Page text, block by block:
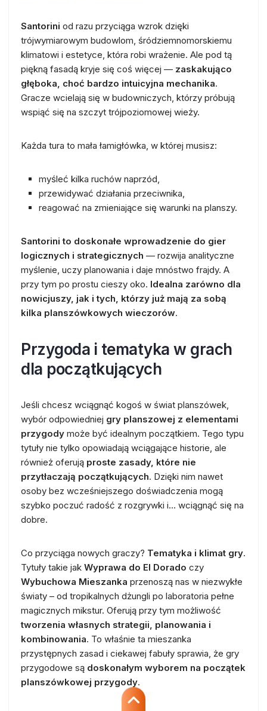
Santorini od razu przyciąga wzrok dzięki
trójwymiarowym budowlom, śródziemnomorskiemu
klimatowi i estetyce, która robi wrażenie. Ale pod tą
piękną fasadą kryje się coś więcej — zaskakująco
głęboka, choć bardzo intuicyjna mechanika.
Gracze wcielają się w budowniczych, którzy próbują
wspiąć się na szczyt trójpoziomowej wieży.
Każda tura to mała łamigłówka, w której musisz:
myśleć kilka ruchów naprzód,
przewidywać działania przeciwnika,
reagować na zmieniające się warunki na planszy.
Santorini to doskonałe wprowadzenie do gier
logicznych i strategicznych — rozwija analityczne
myślenie, uczy planowania i daje mnóstwo frajdy. A
przy tym po prostu cieszy oko. Idealna zarówno dla
nowicjuszy, jak i tych, którzy już mają za sobą
kilka planszówkowych wieczorów.
Przygoda i tematyka w grach
dla początkujących
Jeśli chcesz wciągnąć kogoś w świat planszówek,
wybór odpowiedniej gry planszowej z elementami
przygody może być idealnym początkiem. Tego typu
tytuły nie tylko opowiadają wciągające historie, ale
również oferują proste zasady, które nie
przytłaczają początkujących. Dzięki nim nawet
osoby bez wcześniejszego doświadczenia mogą
szybko poczuć radość z rozgrywki i… wciągnąć się na
dobre.
Co przyciąga nowych graczy? Tematyka i klimat gry.
Tytuły takie jak Wyprawa do El Dorado czy
Wybuchowa Mieszanka przenoszą nas w niezwykłe
światy – od tropikalnych dżungli po laboratoria pełne
magicznych mikstur. Oferują przy tym możliwość
tworzenia własnych strategii, planowania i
kombinowania. To właśnie ta mieszanka
przystępnych zasad i ciekawej fabuły sprawia, że gry
przygodowe są doskonałym wyborem na początek
planszówkowej przygody.